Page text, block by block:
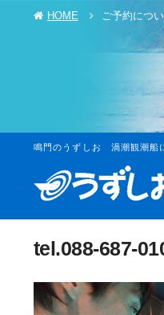
鳴門のうずしお 渦潮観潮船
tel.088-687-
HOME ご予約につ